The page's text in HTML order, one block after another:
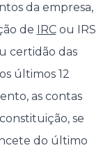
da empresa,
de
IRCou IRS
certidão das
últimos 12
as contas
se
do último